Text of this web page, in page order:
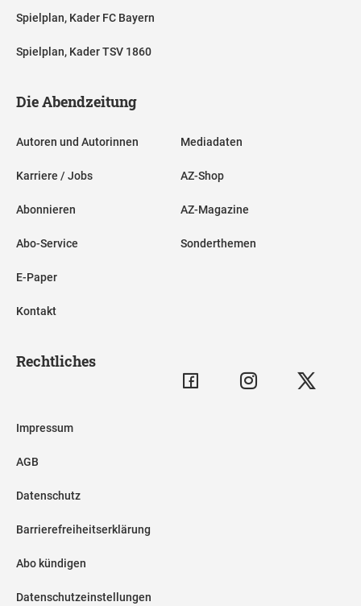
Spielplan, Kader FC Bayern
Spielplan, Kader TSV 1860
Die Abendzeitung
Autoren und Autorinnen
Karriere / Jobs
Abonnieren
Abo-Service
E-Paper
Kontakt
Mediadaten
AZ-Shop
AZ-Magazine
Sonderthemen
Rechtliches
Impressum
AGB
Datenschutz
Barrierefreiheitserklärung
Abo kündigen
Datenschutzeinstellungen